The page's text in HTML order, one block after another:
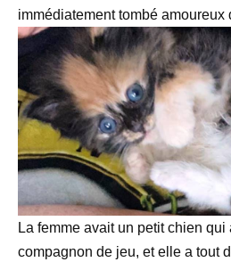
immédiatement tombé amoureux
La femme avait un petit chien qui
compagnon de jeu, et elle a tout